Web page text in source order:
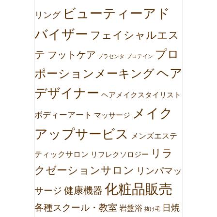
リング ビューティーアド
バイザー フェイシャルエス
テ フットケア プラセンタ プロテイン プロ
ポーションメーキングヘア
デザイナー ヘアメイクスタイリスト
ボディーアート マッサージ メイク
アップサービス
メンズエステ
ティックサロン リフレクソロジー リラ
クゼーションサロン リンパマッ
サージ 健康機器 化粧品販売
各種スクール・教室 岩盤浴 抜け毛 日焼